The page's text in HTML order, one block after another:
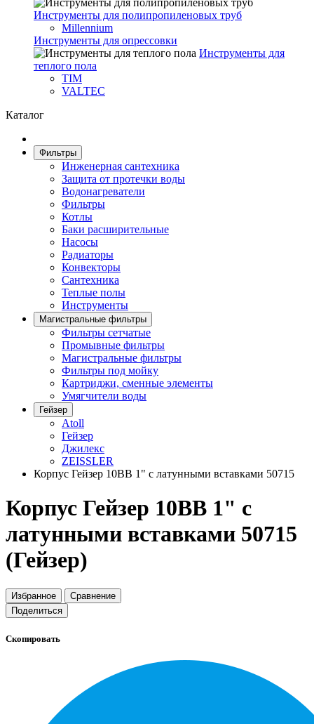
Инструменты для полипропиленовых труб
Millennium
Инструменты для опрессовки
Инструменты для
теплого пола
TIM
VALTEC
Каталог
Фильтры
Инженерная сантехника
Защита от протечки воды
Водонагреватели
Фильтры
Котлы
Баки расширительные
Насосы
Радиаторы
Конвекторы
Сантехника
Теплые полы
Инструменты
Магистральные фильтры
Фильтры сетчатые
Промывные фильтры
Магистральные фильтры
Фильтры под мойку
Картриджи, сменные элементы
Умягчители воды
Гейзер
Atoll
Гейзер
Джилекс
ZEISSLER
Корпус Гейзер 10BB 1" с латунными вставками 50715
Корпус Гейзер 10BB 1" с
латунными вставками 50715
(Гейзер)
Избранное
Сравнение
Поделиться
Скопировать